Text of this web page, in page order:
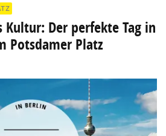
Kultur: Der perfekte Tag in
Potsdamer Platz